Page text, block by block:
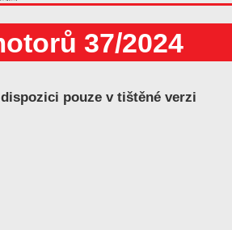
37/2024
pouze v tištěné verzi